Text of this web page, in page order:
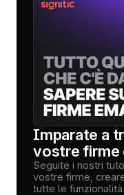
Imparate a
vostre firme
Seguite i nostri
vostre firme,
tutte le funzionalità